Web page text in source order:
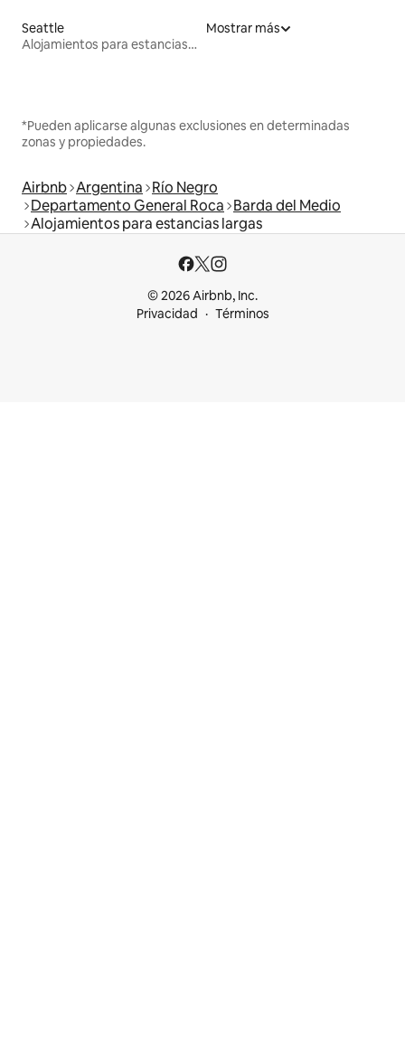
Seattle
Alojamientos para estancias largas
Mostrar más
*Pueden aplicarse algunas exclusiones en determinadas
zonas y propiedades.
Airbnb Argentina Río Negro
Departamento General Roca Barda del Medio
Alojamientos para estancias largas
© 2026 Airbnb, Inc.
Privacidad
Términos